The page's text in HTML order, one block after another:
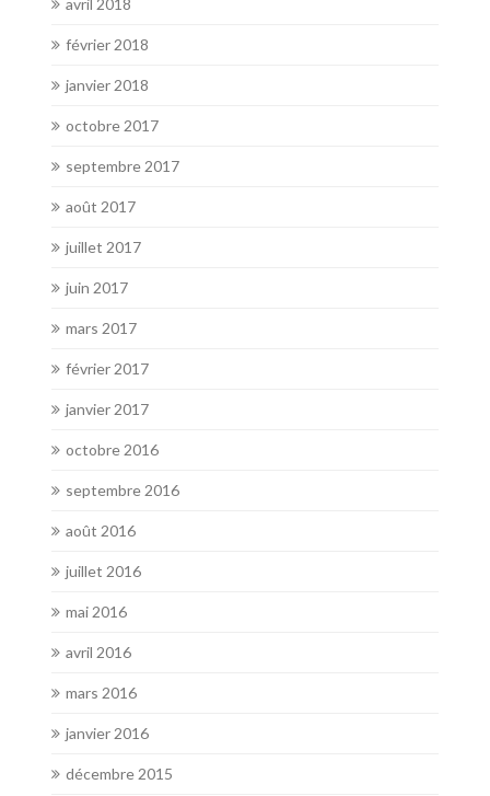
avril 2018
février 2018
janvier 2018
octobre 2017
septembre 2017
août 2017
juillet 2017
juin 2017
mars 2017
février 2017
janvier 2017
octobre 2016
septembre 2016
août 2016
juillet 2016
mai 2016
avril 2016
mars 2016
janvier 2016
décembre 2015